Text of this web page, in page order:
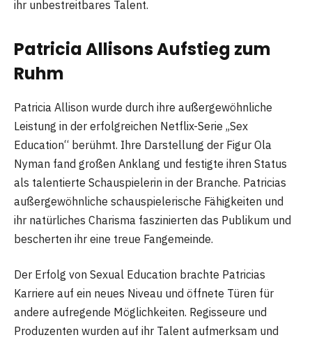
ihr unbestreitbares Talent.
Patricia Allisons Aufstieg zum
Ruhm
Patricia Allison wurde durch ihre außergewöhnliche
Leistung in der erfolgreichen Netflix-Serie „Sex
Education“ berühmt. Ihre Darstellung der Figur Ola
Nyman fand großen Anklang und festigte ihren Status
als talentierte Schauspielerin in der Branche. Patricias
außergewöhnliche schauspielerische Fähigkeiten und
ihr natürliches Charisma faszinierten das Publikum und
bescherten ihr eine treue Fangemeinde.
Der Erfolg von Sexual Education brachte Patricias
Karriere auf ein neues Niveau und öffnete Türen für
andere aufregende Möglichkeiten. Regisseure und
Produzenten wurden auf ihr Talent aufmerksam und